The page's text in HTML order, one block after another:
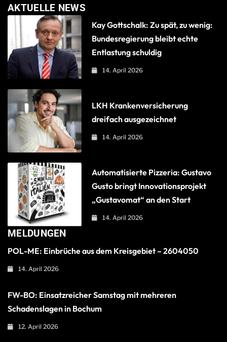
AKTUELLE NEWS
Kay Gottschalk: Zu spät, zu wenig:
Bundesregierung bleibt echte
Entlastung schuldig
14. April 2026
LKH Krankenversicherung
dreifach ausgezeichnet
14. April 2026
Automatisierte Pizzeria: Gustavo
Gusto bringt Innovationsprojekt
„Gustavomat“ an den Start
14. April 2026
MELDUNGEN
POL-ME: Einbrüche aus dem Kreisgebiet – 2604050
14. April 2026
FW-BO: Einsatzreicher Samstag mit mehreren
Schadenslagen in Bochum
12. April 2026